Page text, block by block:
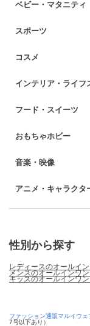
ベビー・マタニティ
スポーツ
コスメ
インテリア・ライフ
フード・スイーツ
おもちゃホビー
音楽・映像
アニメ・キャラクタ
性別から探す
レディースのオールイ
メンズのオールインワ
キッズのオールインワ
ファッション通販マルイウェ
7号以下あり）